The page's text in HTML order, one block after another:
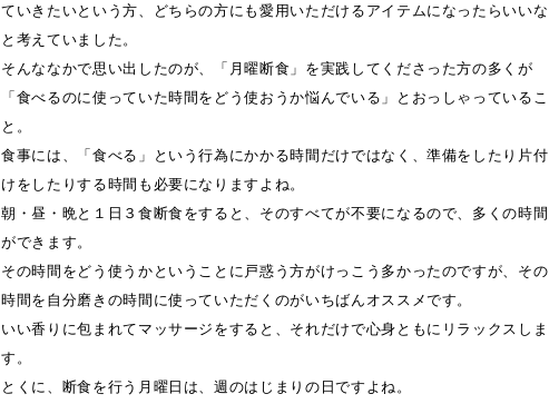
ていきたいという方、どちらの方にも愛用いただけるアイテムになったらいいな
と考えていました。
そんななかで思い出したのが、「月曜断食」を実践してくださった方の多くが
「食べるのに使っていた時間をどう使おうか悩んでいる」とおっしゃっているこ
と。
食事には、「食べる」という行為にかかる時間だけではなく、準備をしたり片付
けをしたりする時間も必要になりますよね。
朝・昼・晩と１日３食断食をすると、そのすべてが不要になるので、多くの時間
ができます。
その時間をどう使うかということに戸惑う方がけっこう多かったのですが、その
時間を自分磨きの時間に使っていただくのがいちばんオススメです。
いい香りに包まれてマッサージをすると、それだけで心身ともにリラックスしま
す。
とくに、断食を行う月曜日は、週のはじまりの日ですよね。